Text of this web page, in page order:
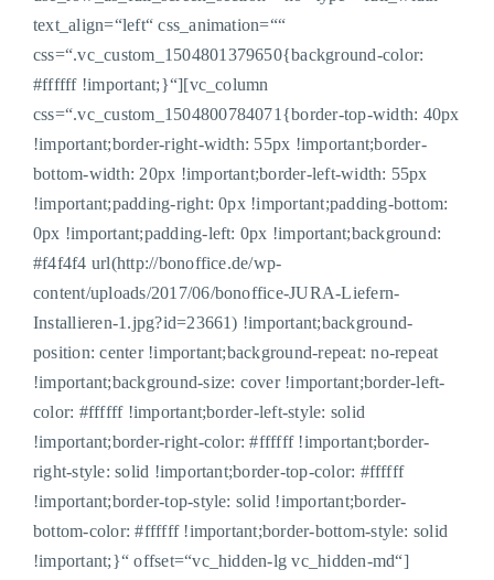
text_align=“left“ css_animation=““
css=“.vc_custom_1504801379650{background-color:
#ffffff !important;}“][vc_column
css=“.vc_custom_1504800784071{border-top-width: 40px
!important;border-right-width: 55px !important;border-
bottom-width: 20px !important;border-left-width: 55px
!important;padding-right: 0px !important;padding-bottom:
0px !important;padding-left: 0px !important;background:
#f4f4f4 url(http://bonoffice.de/wp-
content/uploads/2017/06/bonoffice-JURA-Liefern-
Installieren-1.jpg?id=23661) !important;background-
position: center !important;background-repeat: no-repeat
!important;background-size: cover !important;border-left-
color: #ffffff !important;border-left-style: solid
!important;border-right-color: #ffffff !important;border-
right-style: solid !important;border-top-color: #ffffff
!important;border-top-style: solid !important;border-
bottom-color: #ffffff !important;border-bottom-style: solid
!important;}“ offset=“vc_hidden-lg vc_hidden-md“]